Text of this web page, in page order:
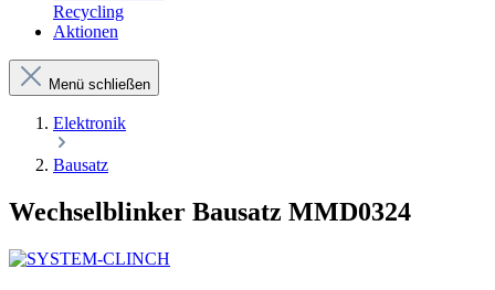
Recycling
Aktionen
Menü schließen
Elektronik
Bausatz
Wechselblinker Bausatz MMD0324